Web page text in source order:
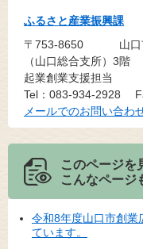
ふるさと産業振興課
〒753-8650
山
（山口総合支所）3階
起業創業支援担当
Tel：083-934-2928
メールでのお問い合わ
このページを
こんなページ
令和8年度山口市創業
ています。